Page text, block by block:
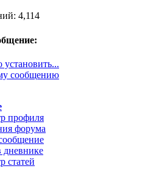
4,114
профиля
форума
дневнике
статей